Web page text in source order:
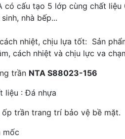
có cấu tạo 5 lớp cùng chất
nhà bếp...
nhiệt, chịu lựa tốt: Sản
cách nhiệt và chịu lực va
trần NTA S88023-156
liệu : Đá nhựa
trần trang trí bảo vệ bề mặt.
mốc